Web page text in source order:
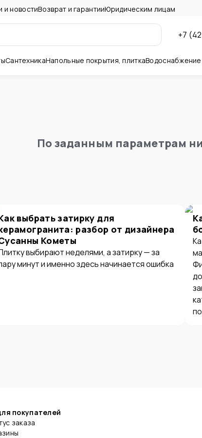
и новостиВозврат и гарантииЮридическим лицам
+7
СантехникаНапольные покрытия, плитка
По заданным параметрам
выбрать затирку для
разбор от дизайнера
Кометы
выбирают неделями, а затирку — за
минут и именно здесь начинается ошибка
покупателей
заказа